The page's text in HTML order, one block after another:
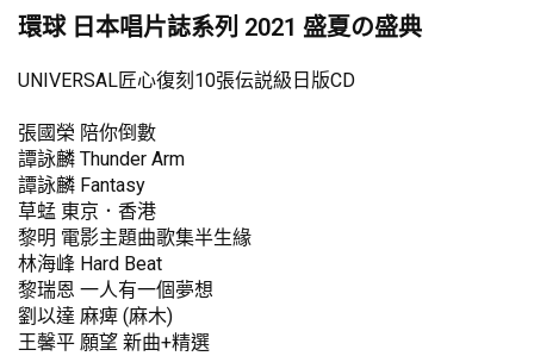
環球 日本唱片誌系列 2021 盛夏の盛典
UNIVERSAL匠心復刻10張伝説級日版CD
張國榮 陪你倒數
譚詠麟 Thunder Arm
譚詠麟 Fantasy
草蜢 東京．香港
黎明 電影主題曲歌集半生緣
林海峰 Hard Beat
黎瑞恩 一人有一個夢想
劉以達 麻痺 (麻木)
王馨平 願望 新曲+精選